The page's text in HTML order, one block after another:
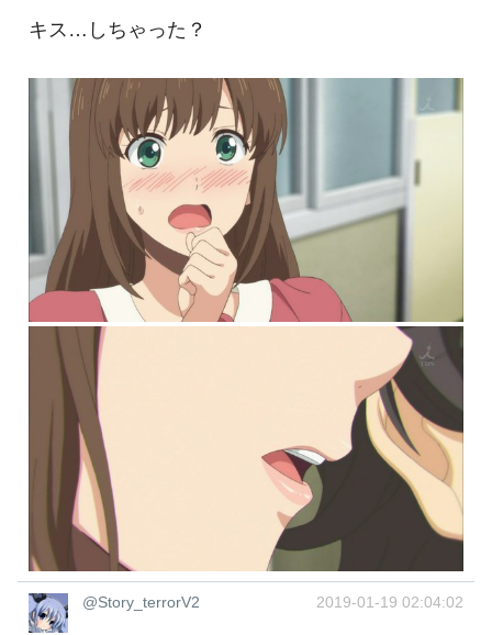
キス…しちゃった？
@Story_terrorV2 2019-01-19 02:04:02